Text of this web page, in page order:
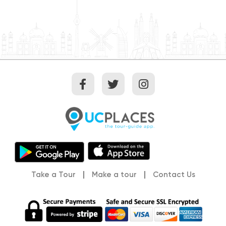
year-round Mediterranean climate, Paphos is the
adventure, and tranquility. Whether you’re diving into
unforgettable experience. So let’s get walking yeah?
Take a Tour Make a tour Contact Us